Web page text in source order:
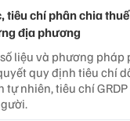
tiêu chí phân chia
địa phương
liệu và phương pháp
quy định tiêu chí
tự nhiên, tiêu chí